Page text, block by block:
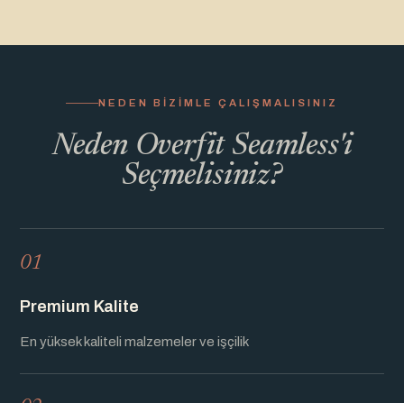
NEDEN BIZIMLE ÇALIŞMALISINIZ
Neden Overfit Seamless'i
Seçmelisiniz?
01
Premium Kalite
En yüksek kaliteli malzemeler ve işçilik